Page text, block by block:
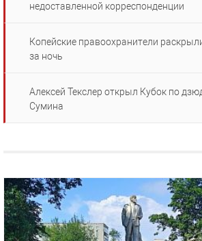
недоставленной корреспонденции
Копейские правоохранители
за ночь
Алексей Текслер открыл Кубок по
Сумина